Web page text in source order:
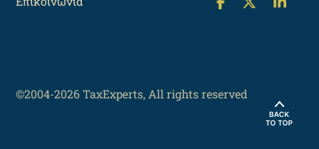
©2004-2026 TaxExperts, All rights reserved